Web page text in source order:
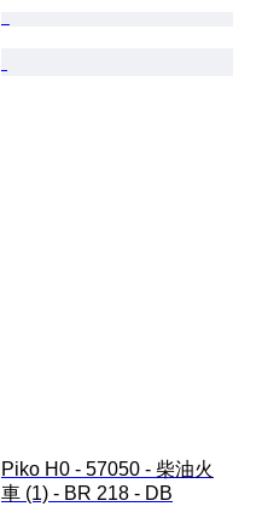
Piko H0 - 57050 - 柴油火
車 (1) - BR 218 - DB